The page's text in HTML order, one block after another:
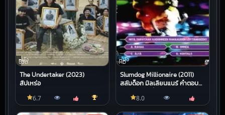
หนัง
ชีวิต
The Undertaker (2023)
สัปเหร่อ
6.7
หนัง
HD
Slumdog Millionaire (2011)
สลัมด็อก มิลเลียนแนร์ คำตอบ
8.0